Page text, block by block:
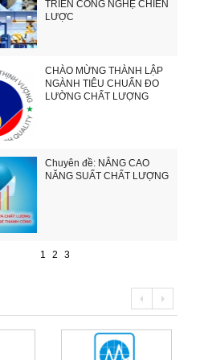
TRIỂN CÔNG NGHỆ CHIẾN
LƯỢC
CHÀO MỪNG THÀNH LẬP
NGÀNH TIÊU CHUẨN ĐO
LƯỜNG CHẤT LƯỢNG
Chuyên đề: NÂNG CAO
NĂNG SUẤT CHẤT LƯỢNG
1 2 3